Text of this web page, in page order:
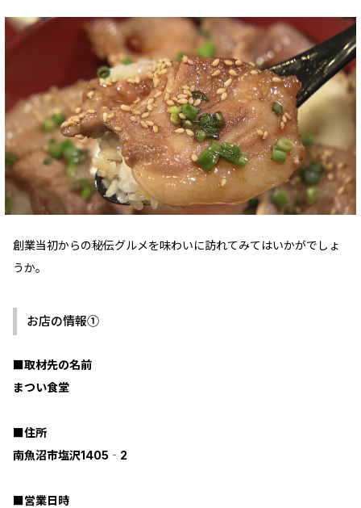
創業当初からの秘伝グルメを味わいに訪れてみてはいかがでしょ
うか。
お店の情報①
■取材先の名前
まつい食堂
■住所
南魚沼市塩沢1405‐2
■営業日時